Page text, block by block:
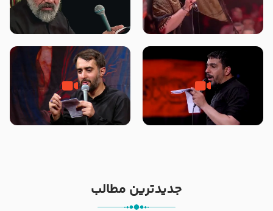
جانا جانا ابی عبدالله – کربلایی جواد
مقدم – شب هشتم محرم 1448 –
مادر منم مثل تو خمیدم – حاج
محمود کریمی – شهادت حضرت
هیئت رایة العباس علیه السلام
تک ، عبّاس، صاحب دل‌هاست –
حاج حنیف طاهری – عزاداری شب
من غلام نوکراتم من عاشق کربلاتم
– شور زمینه – شب هفتم – محرم
جدیدترین مطالب